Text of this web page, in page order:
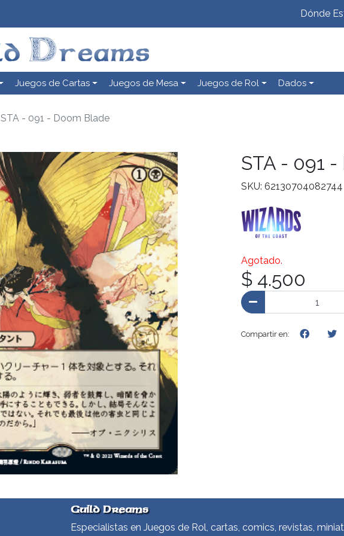
Dónde
Juegos de Cartas Juegos de Mesa Juegos de Rol Dados
STA - 091 - Doom Blade
STA - 091
SKU: 62130704082744
Agotado.
$ 4.500
Compartir en:
Guild Dreams
Especialistas en Juegos de Rol, cartas, comics, revistas,